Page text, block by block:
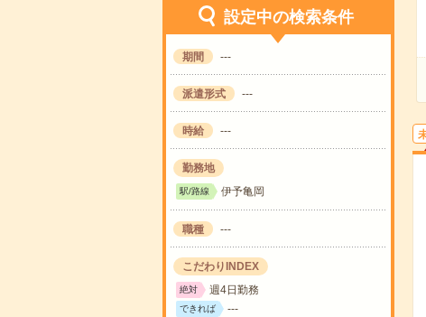
設定中の検索条件
期間 ---
派遣形式 ---
時給 ---
勤務地
駅/路線 伊予亀岡
職種 ---
こだわりINDEX
絶対 週4日勤務
できれば ---